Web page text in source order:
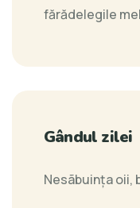
fărădelegile
Gândul zilei
Nesãbuinţa oii,